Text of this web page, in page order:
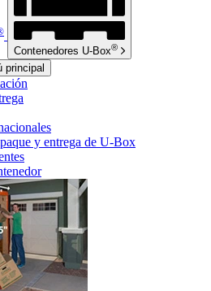
Contenedores U-Box®
principal
y entrega de U-Box